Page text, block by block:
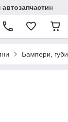
Бампери,